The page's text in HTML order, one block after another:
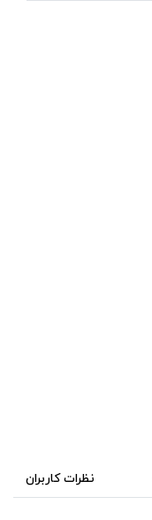
نظرات کاربران